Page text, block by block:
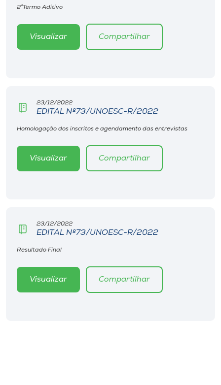
2°Termo Aditivo
Visualizar Compartilhar
23/12/2022
EDITAL Nº73/UNOESC-R/2022
Homologação dos inscritos e agendamento das entrevistas
Visualizar Compartilhar
23/12/2022
EDITAL Nº73/UNOESC-R/2022
Resultado Final
Visualizar Compartilhar